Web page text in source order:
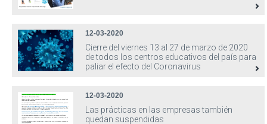
12-03-2020
Cierre del viernes 13 al 27 de marzo de 2020
de todos los centros educativos del país para
paliar el efecto del Coronavirus
12-03-2020
Las prácticas en las empresas también
quedan suspendidas